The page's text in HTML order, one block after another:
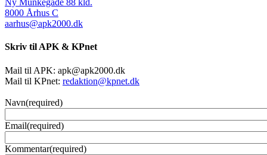
Ny Munkegade 88 kld.
8000 Århus C
aarhus@apk2000.dk
Skriv til APK & KPnet
Mail til APK: apk@apk2000.dk
Mail til KPnet: redaktion@kpnet.dk
Navn(required)
Email(required)
Kommentar(required)